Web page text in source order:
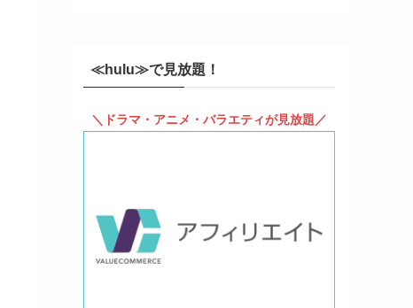
≪hulu≫で見放題！
＼ドラマ・アニメ・バラエティが見放題／